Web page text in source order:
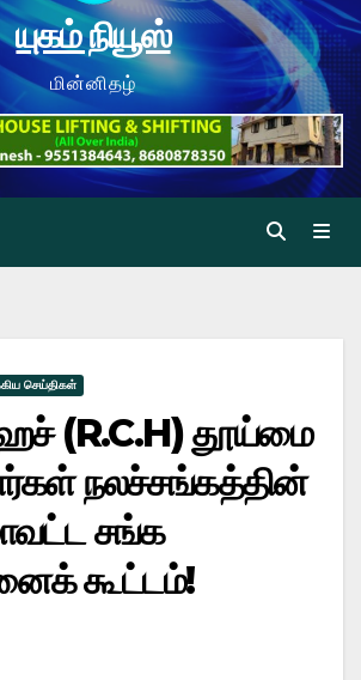
யுகம் நியூஸ்
மின்னிதழ்
செய்திகள்
(R.C.H) தூய்மை
நலச்சங்கத்தின்
சங்க
கூட்டம்!